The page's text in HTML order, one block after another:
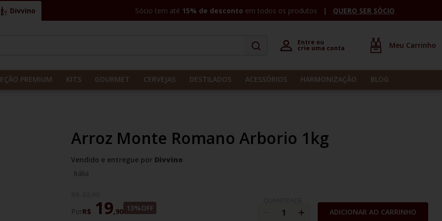
Divvino Sócio tem até 15% de desconto em todos os produtos QUERO SER SÓCIO
Entre ou
crie uma conta
PREMIUM KITS GOURMET CERVEJAS DESTILADOS ACESSÓRIOS HARMONIZAÇÃO BLOG
Arroz Monte Romano Arborio 1kg
Vendido e entregue por Divvino
Itália
PorR$ 19,90 13%OFF ADICIONAR AO CARRINHO